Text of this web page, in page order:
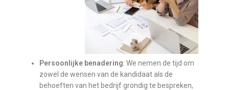
Persoonlijke benadering: We nemen de tijd om
zowel de wensen van de kandidaat als de
behoeften van het bedrijf grondig te bespreken,